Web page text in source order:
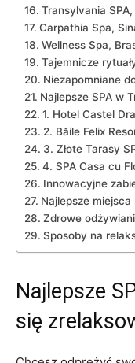
Transylvania SPA,
Carpathia‍ Spa,
Wellness​ Spa,
Tajemnicze
Niezapomniane
Najlepsze SPA‌ w
1.‌ Hotel​ Castel
2. ⁤Băile Felix​
3.​ Złote Tarasy
4. ⁢SPA Casa ⁢cu
Innowacyjne
Najlepsze
Zdrowe
Sposoby‍ na
Najlepsze
się